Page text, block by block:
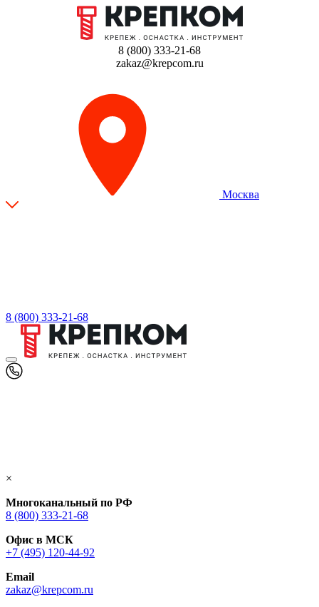
8 (800) 333-21-68
zakaz@krepcom.ru
Москва
8 (800) 333-21-68
×
Многоканальный по РФ
8 (800) 333‑21-68
Офис в МСК
+7 (495) 120-44-92
Email
zakaz@krepcom.ru